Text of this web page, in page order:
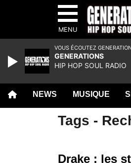
MENU
NEWS MUSIQUE
Tags -
Drake : les
VOUS ÉCOUTEZ
GENERATIONS
HIP HOP SOUL RADIO